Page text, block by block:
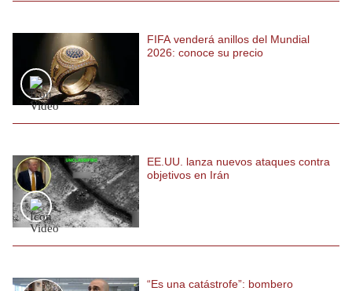
FIFA venderá anillos del Mundial
2026: conoce su precio
EE.UU. lanza nuevos ataques contra
objetivos en Irán
“Es una catástrofe”: bombero